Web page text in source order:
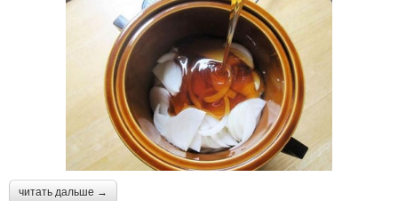
читать дальше →